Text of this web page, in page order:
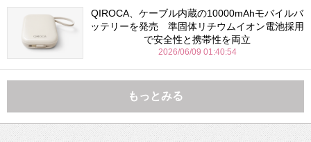
QIROCA、ケーブル内蔵の10000mAhモバイルバ
ッテリーを発売 準固体リチウムイオン電池採用
で安全性と携帯性を両立
2026/06/09 01:40:54
もっとみる